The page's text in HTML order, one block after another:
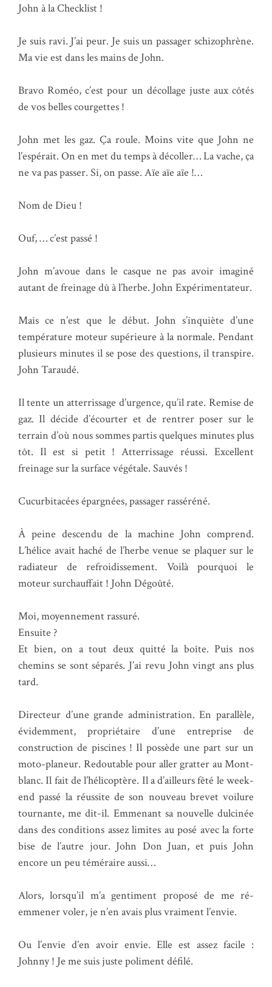
John à la Checklist !
Je suis ravi. J’ai peur. Je suis un passager schizophrène.
Ma vie est dans les mains de John.
Bravo Roméo, c’est pour un décollage juste aux côtés
de vos belles courgettes !
John met les gaz. Ça roule. Moins vite que John ne
l’espérait. On en met du temps à décoller… La vache, ça
ne va pas passer. Si, on passe. Aïe aïe aïe !…
Nom de Dieu !
Ouf, … c’est passé !
John m’avoue dans le casque ne pas avoir imaginé
autant de freinage dû à l’herbe. John Expérimentateur.
Mais ce n’est que le début. John s’inquiète d’une
température moteur supérieure à la normale. Pendant
plusieurs minutes il se pose des questions, il transpire.
John Taraudé.
Il tente un atterrissage d’urgence, qu’il rate. Remise de
gaz. Il décide d’écourter et de rentrer poser sur le
terrain d’où nous sommes partis quelques minutes plus
tôt. Il est si petit ! Atterrissage réussi. Excellent
freinage sur la surface végétale. Sauvés !
Cucurbitacées épargnées, passager rasséréné.
À peine descendu de la machine John comprend.
L’hélice avait haché de l’herbe venue se plaquer sur le
radiateur de refroidissement. Voilà pourquoi le
moteur surchauffait ! John Dégoûté.
Moi, moyennement rassuré.
Ensuite ?
Et bien, on a tout deux quitté la boîte. Puis nos
chemins se sont séparés. J’ai revu John vingt ans plus
tard.
Directeur d’une grande administration. En parallèle,
évidemment, propriétaire d’une entreprise de
construction de piscines ! Il possède une part sur un
moto-planeur. Redoutable pour aller gratter au Mont-
blanc. Il fait de l’hélicoptère. Il a d’ailleurs fêté le week-
end passé la réussite de son nouveau brevet voilure
tournante, me dit-il. Emmenant sa nouvelle dulcinée
dans des conditions assez limites au posé avec la forte
bise de l’autre jour. John Don Juan, et puis John
encore un peu téméraire aussi…
Alors, lorsqu’il m’a gentiment proposé de me ré-
emmener voler, je n’en avais plus vraiment l’envie.
Ou l’envie d’en avoir envie. Elle est assez facile :
Johnny ! Je me suis juste poliment défilé.